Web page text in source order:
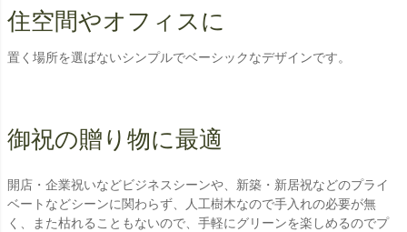
住空間やオフィスに
置く場所を選ばないシンプルでベーシックなデザインです。
御祝の贈り物に最適
開店・企業祝いなどビジネスシーンや、新築・新居祝などのプライ
ベートなどシーンに関わらず、人工樹木なので手入れの必要が無
く、また枯れることもないので、手軽にグリーンを楽しめるのでプ